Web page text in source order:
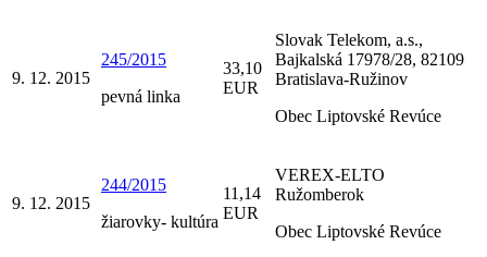
9. 12. 2015
245/2015
pevná linka
33,10
EUR
Slovak Telekom, a.s.,
Bajkalská 17978/28, 82109
Bratislava-Ružinov
Obec Liptovské Revúce
9. 12. 2015
244/2015
žiarovky- kultúra
11,14
EUR
VEREX-ELTO
Ružomberok
Obec Liptovské Revúce